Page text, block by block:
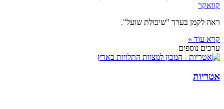
קוואקר
ראה לקמן בערך "שיבולת שועל".
קרא עוד »
ערכים נוספים
אטריות